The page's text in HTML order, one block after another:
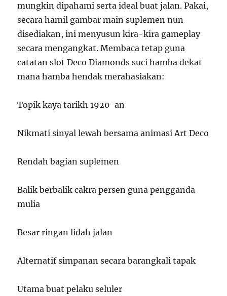
mungkin dipahami serta ideal buat jalan. Pakai,
secara hamil gambar main suplemen nun
disediakan, ini menyusun kira-kira gameplay
secara mengangkat. Membaca tetap guna
catatan slot Deco Diamonds suci hamba dekat
mana hamba hendak merahasiakan:
Topik kaya tarikh 1920-an
Nikmati sinyal lewah bersama animasi Art Deco
Rendah bagian suplemen
Balik berbalik cakra persen guna pengganda
mulia
Besar ringan lidah jalan
Alternatif simpanan secara barangkali tapak
Utama buat pelaku seluler